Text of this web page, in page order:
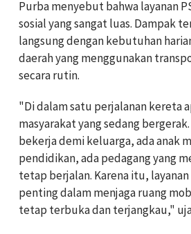
Purba menyebut bahwa layanan
sosial yang sangat luas. Dampak
langsung dengan kebutuhan
daerah yang menggunakan
secara rutin.
"Di dalam satu perjalanan kereta
masyarakat yang sedang
bekerja demi keluarga, ada anak
pendidikan, ada pedagang yang
tetap berjalan. Karena itu,
penting dalam menjaga ruang
tetap terbuka dan terjangkau,"